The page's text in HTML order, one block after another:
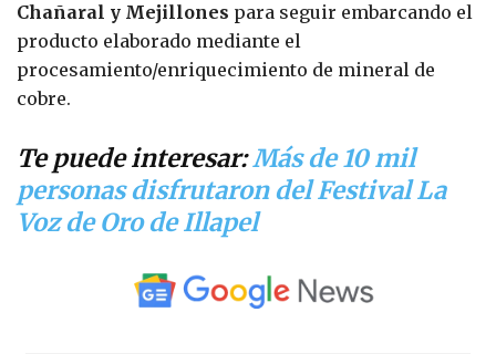
Chañaral y Mejillones para seguir embarcando el
producto elaborado mediante el
procesamiento/enriquecimiento de mineral de
cobre.
Te puede interesar:Más de 10 mil
personas disfrutaron del Festival La
Voz de Oro de Illapel